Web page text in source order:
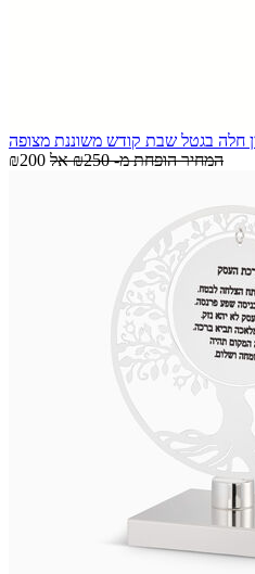
חלה בגטל שבת קודש משוננת מצופה
₪200
המחיר הופחת מ-₪250 אל